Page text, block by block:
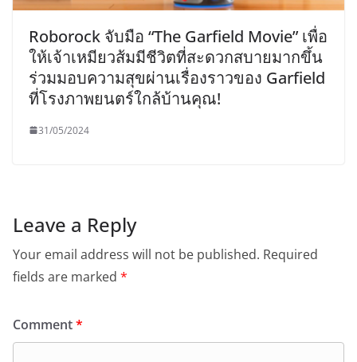
Roborock จับมือ “The Garfield Movie” เพื่อ
ให้เจ้าเหมียวส้มมีชีวิตที่สะดวกสบายมากขึ้น
ร่วมมอบความสุขผ่านเรื่องราวของ Garfield
ที่โรงภาพยนตร์ใกล้บ้านคุณ!
31/05/2024
Leave a Reply
Your email address will not be published. Required
fields are marked *
Comment*